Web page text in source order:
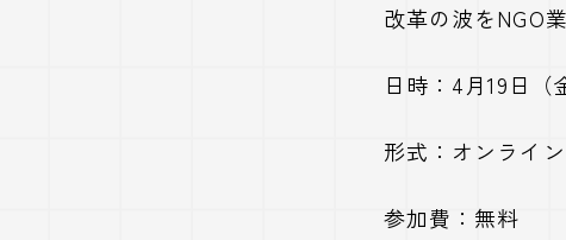
改革の波をNGO
日時： 4月19日（
形式：オンライン
参加費：無料